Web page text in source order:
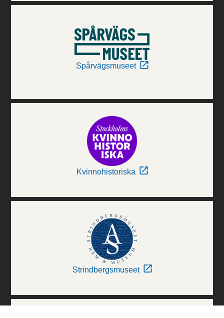
Spårvägsmuseet
Kvinnohistoriska
Strindbergsmuseet